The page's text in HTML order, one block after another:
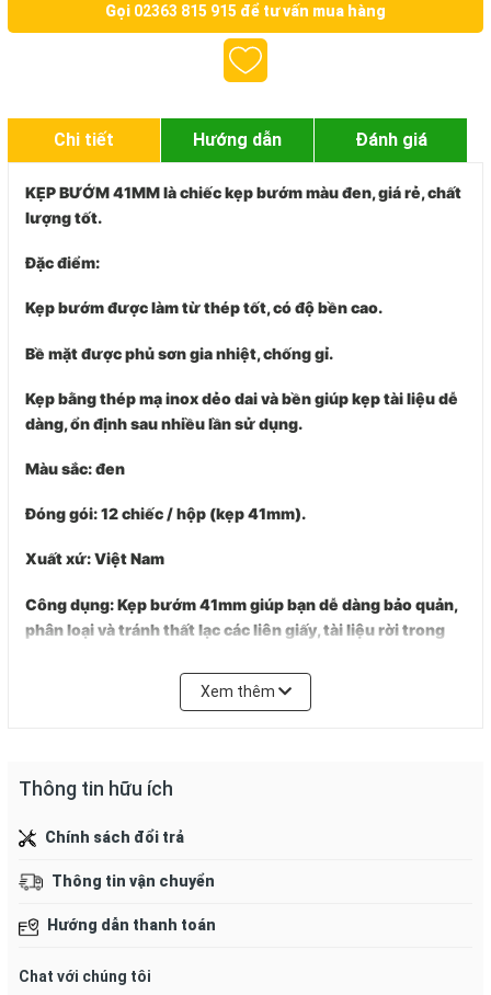
Gọi 02363 815 915 để tư vấn mua hàng
Chi tiết Hướng dẫn Đánh giá
KẸP BƯỚM 41MMlà chiếc kẹp bướm màu đen, giá rẻ, chất
lượng tốt.
Đặc điểm:
Kẹp bướm được làm từ thép tốt, có độ bền cao.
Bề mặt được phủ sơn gia nhiệt, chống gỉ.
Kẹp bằng thép mạ inox dẻo dai và bền giúp kẹp tài liệu dễ
dàng, ổn định sau nhiều lần sử dụng.
Màu sắc:đen
Đóng gói:12 chiếc / hộp (kẹp 41mm).
Xuất xứ: Việt Nam
Công dụng: Kẹp bướm 41mm giúp bạn dễ dàng bảo quản,
phân loại và tránh thất lạc các liên giấy, tài liệu rời trong
nên đơn giản và nhẹ nhàng hơn.
Kẹpcó tai cầm nhỏ gọn, dài vừa phải trợ lực cho bạn gài
kẹp vào tài liệu
Kẹp
,25mm, 32mm, 41mm, 51mm.
Đơn Vị Tính: Hộp
Quy Cách: 12 cái/hộp, 12 hộp nhỏ/hộp lớn.
Xem thêm
Thông tin hữu ích
Chính sách đổi trả
Thông tin vận chuyển
Hướng dẫn thanh toán
Chat với chúng tôi